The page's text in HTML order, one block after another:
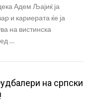
Адем Љајиќ ја
и кариерата ќе ја
на вистинска
…
на српски